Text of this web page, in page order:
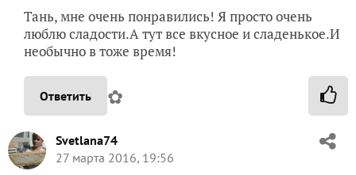
Тань, мне очень понравились! Я просто очень
люблю сладости.А тут все вкусное и сладенькое.И
необычно в тоже время!
Ответить ✿
Svetlana74
27 марта 2016, 19:56